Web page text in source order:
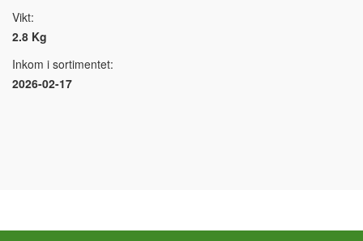
Vikt:
2.8 Kg
Inkom i sortimentet:
2026-02-17